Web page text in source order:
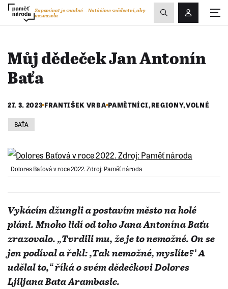
Přihlášení/
Zapomínat je snadné...Natáčíme svědectví, aby
nezmizela
Zobrazit
vyhledávání
Můj dědeček Jan Antonín
Baťa
27. 3. 2023 FRANTIŠEK VRBA PAMĚTNÍCI,REGIONY,VOLNÉ
BAŤA
Dolores Baťová v roce 2022. Zdroj: Paměť národa
Vykácím džungli a postavím město na holé
pláni. Mnoho lidí od toho Jana Antonína Baťu
zrazovalo. „Tvrdili mu, že je to nemožné. On se
jen podíval a řekl: ,Tak nemožné, myslíte?‘ A
udělal to,“ říká o svém dědečkovi Dolores
Ljiljana Bata Arambasic.